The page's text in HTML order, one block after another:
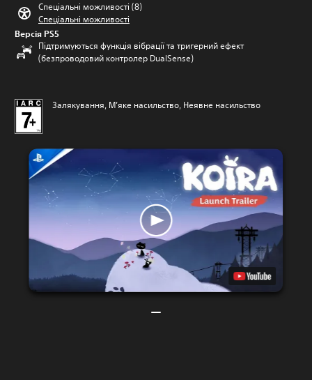
Спеціальні можливості (8)
Спеціальні можливості
Версія PS5
Підтримуються функція вібрації та тригерний ефект
(безпроводовий контролер DualSense)
Залякування, М’яке насильство, Неявне насильство